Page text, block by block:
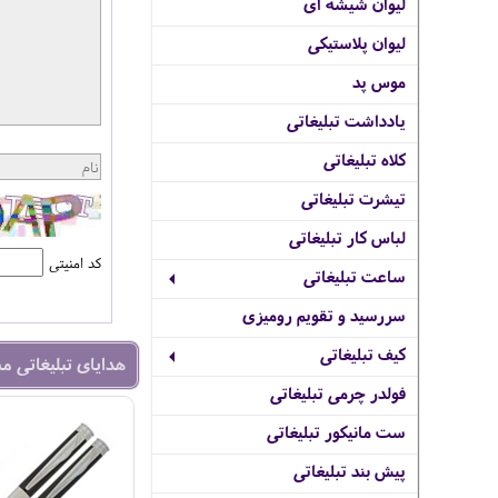
لیوان پلاستیکی
موس پد
یادداشت تبلیغاتی
کلاه تبلیغاتی
تیشرت تبلیغاتی
لباس کار تبلیغاتی
ساعت تبلیغاتی
سررسید و تقویم رومیزی
کیف تبلیغاتی
فولدر چرمی تبلیغاتی
ست مانیکور تبلیغاتی
پیش بند تبلیغاتی
کد امنیتی
هدایای تبلیغاتی